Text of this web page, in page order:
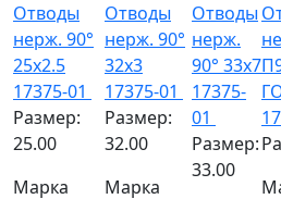
Отводы
нерж. 90°
25x2.5
17375-01
Размер:
25.00
Марка
Отводы
нерж. 90°
32x3
17375-01
Размер:
32.00
Марка
Отводы
нерж.
90° 33x7
17375-
01
Размер:
33.00